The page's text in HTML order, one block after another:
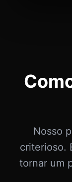
Nosso
criterioso.
tornar um